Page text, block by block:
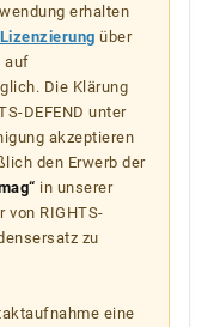
erhalten
über
auf
Die Klärung
DEFEND unter
akzeptieren
den Erwerb der
in unserer
von RIGHTS-
zu
eine